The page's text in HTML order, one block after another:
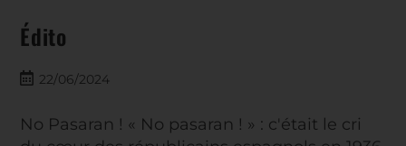
Édito
22/06/2024
No Pasaran ! « No pasaran ! » : c'était le cri